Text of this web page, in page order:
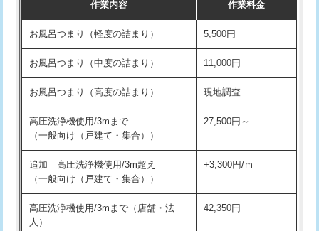
交換・取付（温水洗浄便座） 16,500円+材料費
交換・取付(単水栓（壁付・デッキ
式）)
13,200円+材料費
交換・取付(混合水栓（壁付・デッキ
式・ワンホール）)
16,500円+材料費
交換・取付(排水栓・排水トラップ
（P/S/ポップアップ））
22,000円+材料費
交換・取付（その他部品） 11,000円+材料費
持込商品取付（単水栓） 13,200円
持込商品取付（混合水栓）
作業内容 作業料金
お風呂つまり（軽度の詰まり） 5,500円
お風呂つまり（中度の詰まり） 11,000円
お風呂つまり（高度の詰まり） 現地調査
高圧洗浄機使用/3mまで
（一般向け（戸建て・集合））
27,500円～
追加 高圧洗浄機使用/3m超え
（一般向け（戸建て・集合））
+3,300円/ｍ
高圧洗浄機使用/3mまで（店舗・法
人）
42,350円